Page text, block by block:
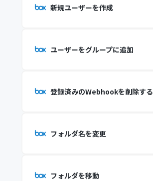
新規ユーザーを作成
ユーザーをグループに追加
登録済みのWebhookを削除する
フォルダ名を変更
フォルダを移動